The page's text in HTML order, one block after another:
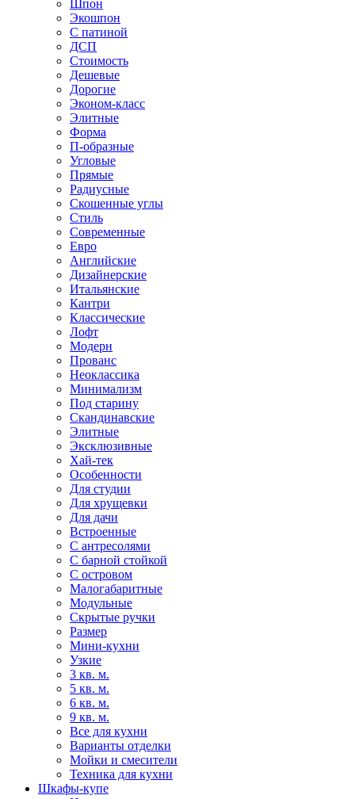
Шпон
Экошпон
С патиной
ДСП
Стоимость
Дешевые
Дорогие
Эконом-класс
Элитные
Форма
П-образные
Угловые
Прямые
Радиусные
Скошенные углы
Стиль
Современные
Евро
Английские
Дизайнерские
Итальянские
Кантри
Классические
Лофт
Модерн
Прованс
Неоклассика
Минимализм
Под старину
Скандинавские
Элитные
Эксклюзивные
Хай-тек
Особенности
Для студии
Для хрущевки
Для дачи
Встроенные
С антресолями
С барной стойкой
С островом
Малогабаритные
Модульные
Скрытые ручки
Размер
Мини-кухни
Узкие
3 кв. м.
5 кв. м.
6 кв. м.
9 кв. м.
Все для кухни
Варианты отделки
Мойки и смесители
Техника для кухни
Шкафы-купе